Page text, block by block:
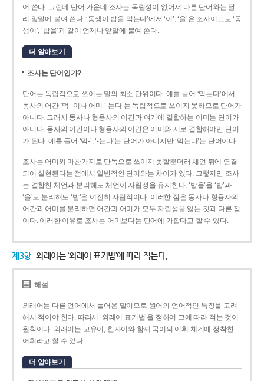
어 쓴다. 그런데 단어 가운데 조사는 독립성이 없어서 다른 단어와는 달
리 앞말에 붙여 쓴다. ‘동생이 밥을 먹는다’에서 ‘이’, ‘을’은 조사이므로 ‘동
생이’, ‘밥을’과 같이 언제나 앞말에 붙여 쓴다.
더 알아보기
조사는 단어인가?
단어는 독립적으로 쓰이는 말의 최소 단위이다. 예를 들어 ‘먹는다’에서
동사의 어간 ‘먹-­’이나 어미 ‘­-는다’는 독립적으로 쓰이지 못하므로 단어가
아니다. 그래서 동사나 형용사의 어간과 여기에 결합하는 어미는 단어가
아니다. 동사의 어간이나 형용사의 어간은 어미와 서로 결합해야만 단어
가 된다. 예를 들어 ‘먹-’, ‘-는다’는 단어가 아니지만 ‘먹는다’는 단어이다.
조사는 어미와 마찬가지로 단독으로 쓰이지 못할뿐더러 체언 뒤에 연결
되어 실현된다는 점에서 일반적인 단어와는 차이가 있다. 그렇지만 조사
는 결합한 체언과 분리해도 체언이 자립성을 유지한다. ‘밥을’을 ‘밥’과
‘을’로 분리해도 ‘밥’은 여전히 자립적이다. 이러한 점은 동사나 형용사의
어간과 어미를 분리하면 어간과 어미가 모두 자립성을 잃는 것과 다른 점
이다. 이러한 이유로 조사는 어미보다는 단어에 가깝다고 할 수 있다.
제3항 외래어는 ‘외래어 표기법’에 따라 적는다.
해설
외래어는 다른 언어에서 들어온 말이므로 원어의 언어적인 특징을 고려
해서 적어야 한다. 따라서 ‘외래어 표기법’을 정하여 그에 따라 적는 것이
원칙이다. 외래어는 고유어, 한자어와 함께 국어의 어휘 체계에 정착한
어휘라고 할 수 있다.
더 알아보기